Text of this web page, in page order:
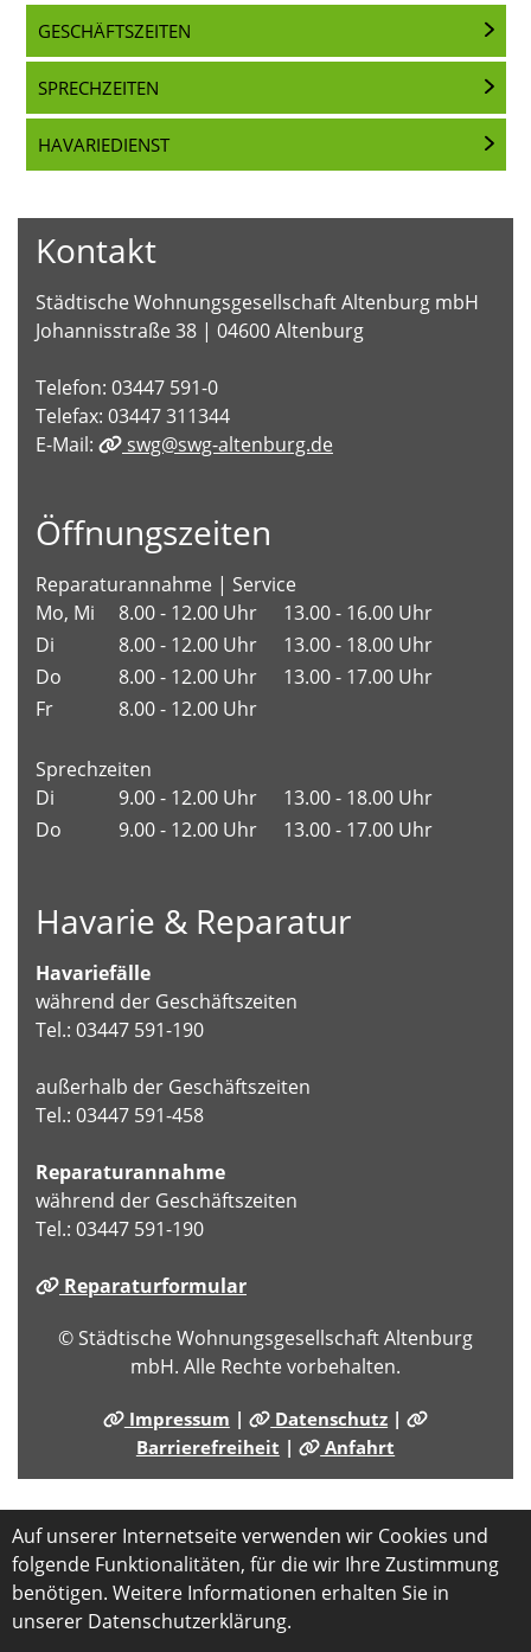
GESCHÄFTSZEITEN
SPRECHZEITEN
HAVARIEDIENST
Kontakt
Städtische Wohnungsgesellschaft Altenburg mbH
Johannisstraße 38 | 04600 Altenburg
Telefon: 03447 591-0
Telefax: 03447 311344
E-Mail:
swg@swg-altenburg.de
Öffnungszeiten
Reparaturannahme | Service
Mo, Mi
8.00 - 12.00 Uhr
13.00 - 16.00 Uhr
Di
8.00 - 12.00 Uhr
13.00 - 18.00 Uhr
Do
8.00 - 12.00 Uhr
13.00 - 17.00 Uhr
Fr
8.00 - 12.00 Uhr
Sprechzeiten
Di
9.00 - 12.00 Uhr
13.00 - 18.00 Uhr
Do
9.00 - 12.00 Uhr 13.00 - 17.00 Uhr
Havarie & Reparatur
Havariefälle
während der Geschäftszeiten
Tel.: 03447 591-190
außerhalb der Geschäftszeiten
Tel.: 03447 591-458
Reparaturannahme
während der Geschäftszeiten
Tel.: 03447 591-190
Reparaturformular
© Städtische Wohnungsgesellschaft Altenburg
mbH. Alle Rechte vorbehalten.
Impressum | Datenschutz |
Barrierefreiheit | Anfahrt
Auf unserer Internetseite verwenden wir Cookies und
folgende Funktionalitäten, für die wir Ihre Zustimmung
benötigen. Weitere Informationen erhalten Sie in
unserer Datenschutzerklärung.